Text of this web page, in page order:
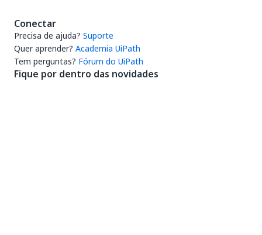
Conectar
Precisa de ajuda? Suporte
Quer aprender? Academia UiPath
Tem perguntas? Fórum do UiPath
Fique por dentro das novidades